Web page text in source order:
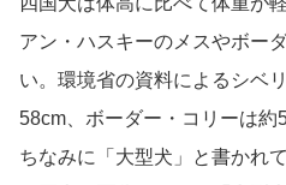
アン・ハスキーのメスやボー
い。環境省の資料によるシベ
58cm、ボーダー・コリーは約
ちなみに「大型犬」と書かれ